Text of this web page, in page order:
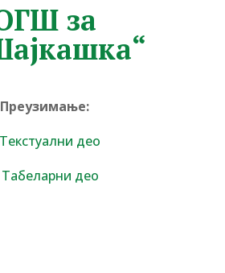
за
Преузимање:
Текстуални део
Табеларни део